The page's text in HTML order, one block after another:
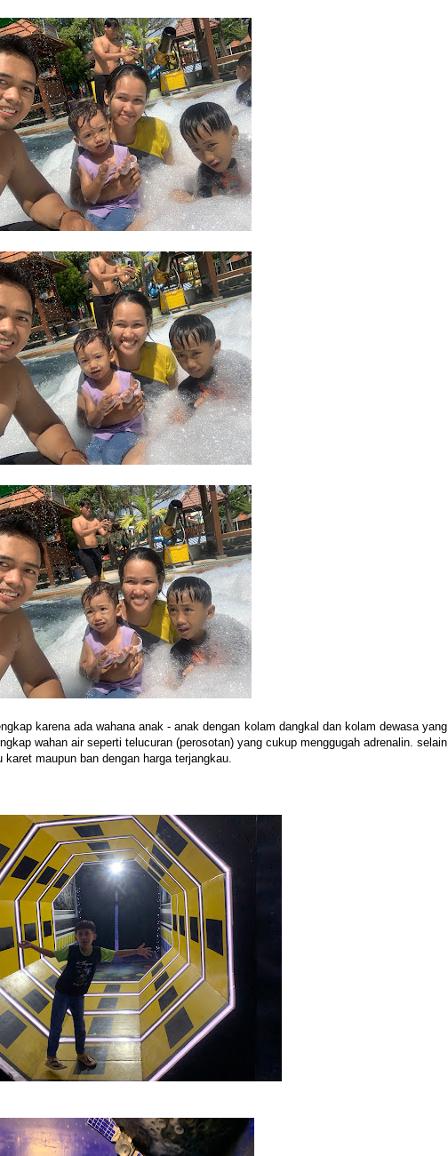
karena ada wahana anak - anak dengan kolam dangkal dan kolam dewasa yang
wahan air seperti telucuran (perosotan) yang cukup menggugah adrenalin. selain
maupun ban dengan harga terjangkau.